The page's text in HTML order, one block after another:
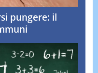
pungere: il